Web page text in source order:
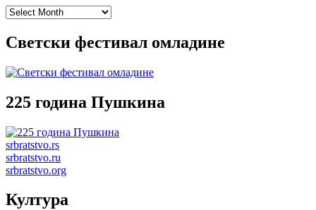
Archives
Светски фестивал омладине
225 година Пушкина
srbratstvo.rs
srbratstvo.ru
srbratstvo.org
Култура